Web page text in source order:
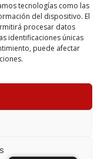
tecnologías como las
del dispositivo. El
procesar datos
identificaciones únicas
puede afectar
Kit Digital y lo ha
– NextGeneration EU
reservados |